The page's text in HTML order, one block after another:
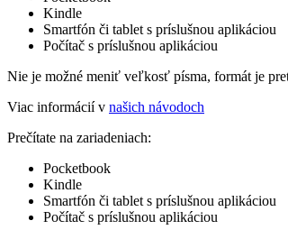
Kindle
Smartfón či tablet s príslušnou aplikáciou
Počítač s príslušnou aplikáciou
Nie je možné meniť veľkosť písma, formát je
Viac informácií v našich návodoch
Prečítate na zariadeniach:
Pocketbook
Kindle
Smartfón či tablet s príslušnou aplikáciou
Počítač s príslušnou aplikáciou